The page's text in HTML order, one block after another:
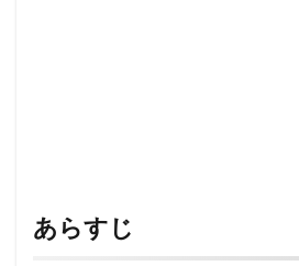
あらすじ